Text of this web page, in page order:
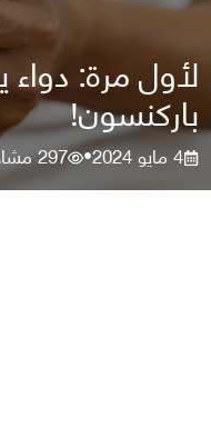
لأول مرة:
باركنسون!
4 مايو 2024 •
297